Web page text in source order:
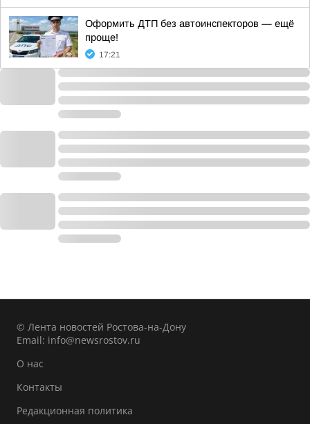
Оформить ДТП без автоинспекторов — ещё
проще!
17:21
© Лента новостей Ростова-на-Дону
Email: info@newsrostov.ru
О нас
Контакты
Редакционная политика